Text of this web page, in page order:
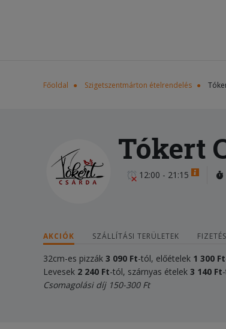
Főoldal Szigetszentmárton ételrendelés
Tókert
12:00 - 21:15
AKCIÓK SZÁLLÍTÁSI TERÜLETEK
32cm-es pizzák 3 090 Ft-tól, előételek 1 300 Ft
Levesek 2 240 Ft-tól, szárnyas ételek 3 140 Ft
Csomagolási díj 150-300 Ft